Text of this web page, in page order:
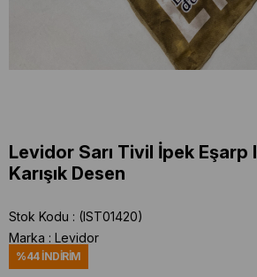
Levidor Sarı Tivil İpek Eşarp
Karışık Desen
Stok Kodu
(IST01420)
Marka : Levidor
%44İNDIRIM